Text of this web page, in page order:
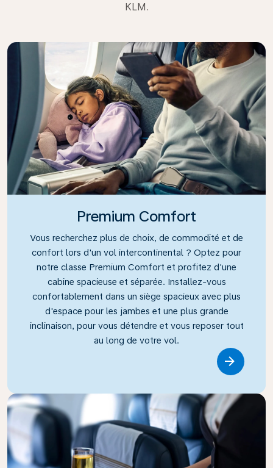
KLM.
Premium Comfort
Vous recherchez plus de choix, de commodité et de
confort lors d'un vol intercontinental ? Optez pour
notre classe Premium Comfort et profitez d'une
cabine spacieuse et séparée. Installez-vous
confortablement dans un siège spacieux avec plus
d'espace pour les jambes et une plus grande
inclinaison, pour vous détendre et vous reposer tout
au long de votre vol.